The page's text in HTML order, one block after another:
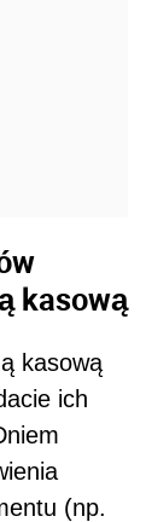
kasową
kasową
ich
(np.